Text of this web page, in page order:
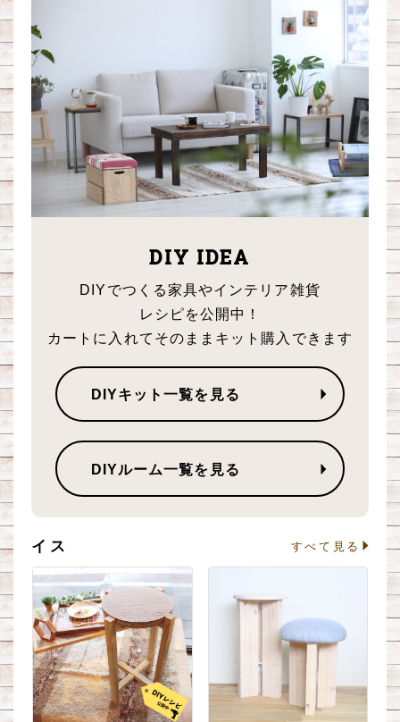
DIY IDEA
DIYでつくる家具やインテリア雑貨
レシピを公開中！
カートに入れてそのままキット購入できます
DIYキット一覧を見る
DIYルーム一覧を見る
イス すべて見る